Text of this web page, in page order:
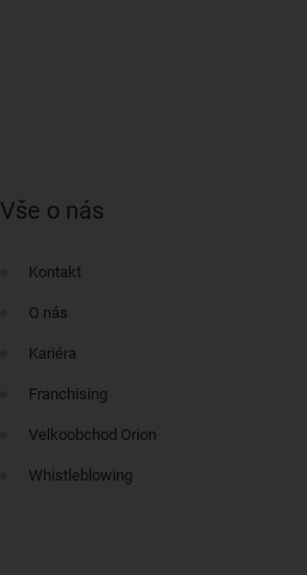
Vše o nás
Kontakt
O nás
Kariéra
Franchising
Velkoobchod Orion
Whistleblowing